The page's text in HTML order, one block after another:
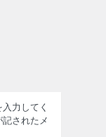
力してく
されたメ